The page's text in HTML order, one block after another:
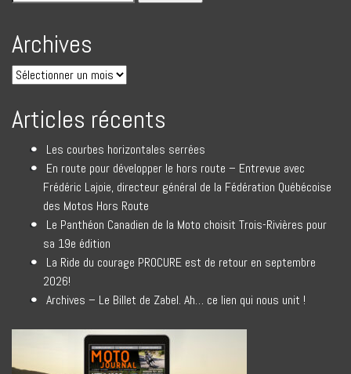
Archives
Articles récents
Les courbes horizontales serrées
En route pour développer le hors route – Entrevue avec
Frédéric Lajoie, directeur général de la Fédération Québécoise
des Motos Hors Route
Le Panthéon Canadien de la Moto choisit Trois-Rivières pour
sa 19e édition
La Ride du courage PROCURE est de retour en septembre
2026!
Archives – Le Billet de Zabel. Ah… ce lien qui nous unit !